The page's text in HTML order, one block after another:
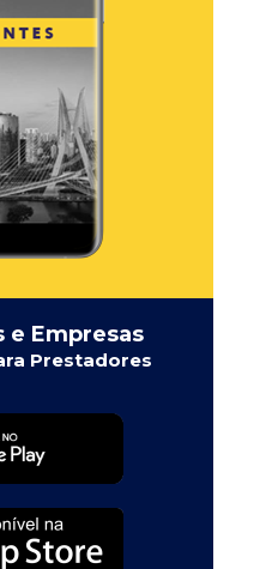
e Empresas
Prestadores